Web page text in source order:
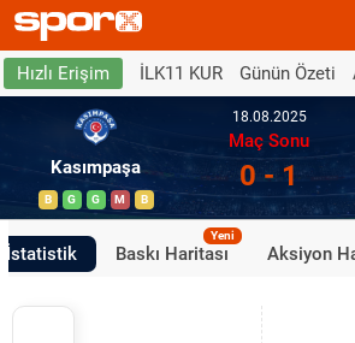
Hızlı Erişim İLK11 KUR Günün Özeti
Kasımpaşa
B G G M B
18.08.2025
Maç Sonu
0 - 1
İstatistik Baskı Haritası
Yeni
Aksiyon